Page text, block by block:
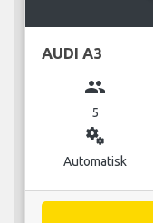
AUDI A3
group
5
miscellaneous_services
Automatisk